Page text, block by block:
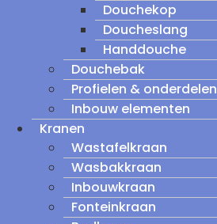
Douchekop
Doucheslang
Handdouche
Douchebak
Profielen & onderdelen
Inbouw elementen
Kranen
Wastafelkraan
Wasbakkraan
Inbouwkraan
Fonteinkraan